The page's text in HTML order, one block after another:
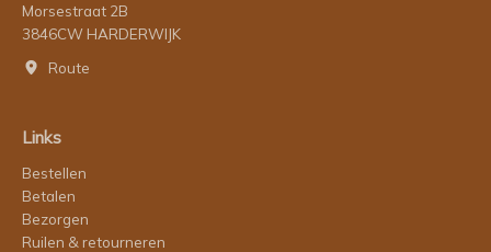
Morsestraat 2B
3846CW HARDERWIJK
Route
Links
Bestellen
Betalen
Bezorgen
Ruilen & retourneren